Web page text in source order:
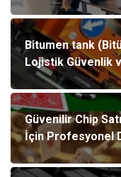
Bitumen tank
Lojistik Güvenlik
Güvenilir Chip
İçin Profesyonel